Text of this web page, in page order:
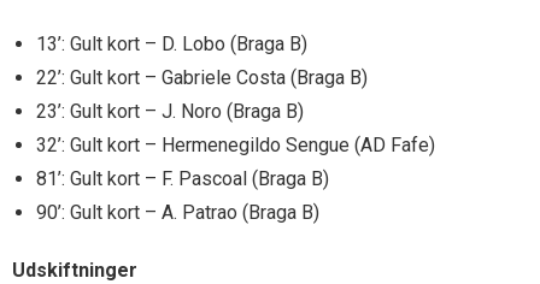
13’: Gult kort – D. Lobo (Braga B)
22’: Gult kort – Gabriele Costa (Braga B)
23’: Gult kort – J. Noro (Braga B)
32’: Gult kort – Hermenegildo Sengue (AD Fafe)
81’: Gult kort – F. Pascoal (Braga B)
90’: Gult kort – A. Patrao (Braga B)
Udskiftninger